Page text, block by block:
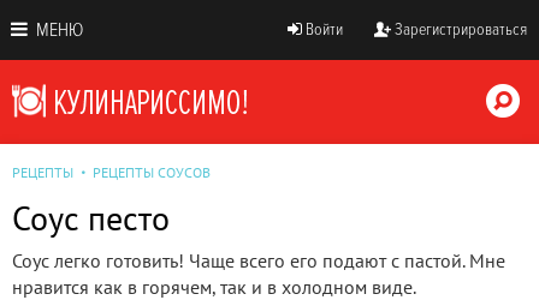
МЕНЮ Войти Зарегистрироваться
РЕЦЕПТЫ РЕЦЕПТЫ СОУСОВ
Соус песто
Соус легко готовить! Чаще всего его подают с пастой. Мне
нравится как в горячем, так и в холодном виде.